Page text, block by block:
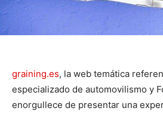
graining.es, la web temática
especializado de automovilismo y
enorgullece de presentar una